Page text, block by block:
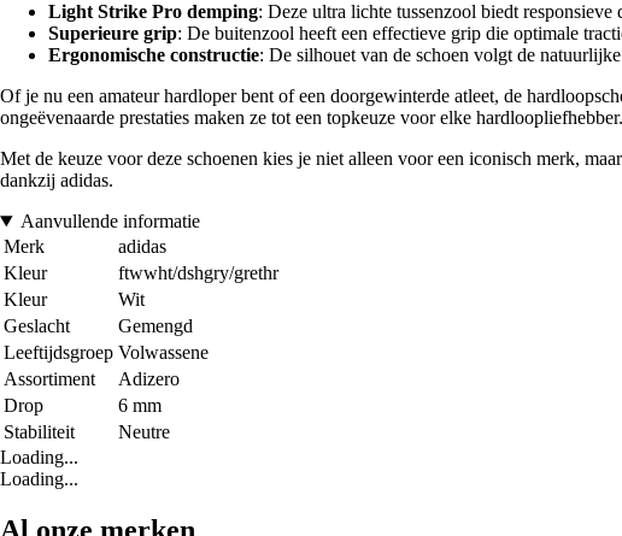
Light Strike Pro demping: Deze ultra lichte tussenzool biedt
Superieure grip: De buitenzool heeft een effectieve grip die optimale
Ergonomische constructie: De silhouet van de schoen volgt de
Of je nu een amateur hardloper bent of een doorgewinterde atleet, de
ongeëvenaarde prestaties maken ze tot een topkeuze voor elke hardloopliefhebber.
Met de keuze voor deze schoenen kies je niet alleen voor een iconisch merk,
dankzij adidas.
Aanvullende informatie
Merk
adidas
Kleur
ftwwht/dshgry/grethr
Kleur
Wit
Geslacht
Gemengd
Leeftijdsgroep Volwassene
Assortiment
Adizero
Drop
6 mm
Stabiliteit
Neutre
Loading...
Loading...